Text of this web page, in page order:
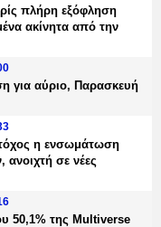
πλήρη εξόφληση
ακίνητα από την
για αύριο, Παρασκευή
η ενσωμάτωση
σε νέες
50,1% της Multiverse